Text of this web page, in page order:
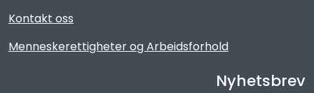
Kontakt oss
Menneskerettigheter og Arbeidsforhold
Nyhetsbrev